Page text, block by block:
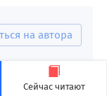
Сейчас читают
на автора